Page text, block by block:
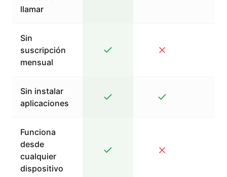
llamar
Sin
suscripción
mensual
Sin instalar
aplicaciones
Funciona
desde
cualquier
dispositivo